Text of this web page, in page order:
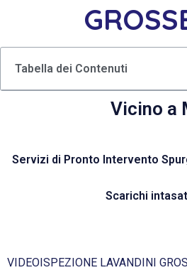
Tabella dei Contenuti
Vicino a
Servizi di Pronto Intervento
Scarichi
VIDEOISPEZIONE LAVANDINI